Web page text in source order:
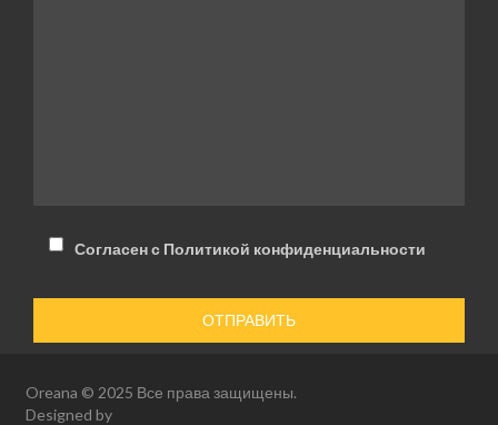
Согласен с Политикой конфиденциальности
Oreana © 2025 Все права защищены.
Designed by